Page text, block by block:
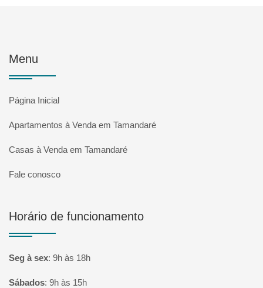
Menu
Página Inicial
Apartamentos à Venda em Tamandaré
Casas à Venda em Tamandaré
Fale conosco
Horário de funcionamento
Seg à sex: 9h às 18h
Sábados: 9h às 15h